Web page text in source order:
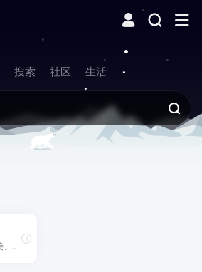
搜索 社区 生活
仅需一个永久链接、永久二维码，聚合你的所有入口，社交账号 店铺带货 网络贴文 你想分享的一切……一次注册，终身受益，永久固定短链接，永久有效二维码